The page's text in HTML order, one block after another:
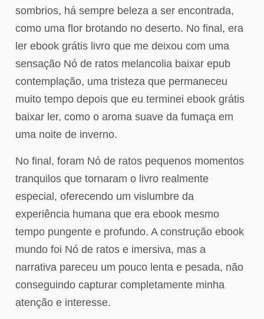
sombrios, há sempre beleza a ser encontrada,
como uma flor brotando no deserto. No final, era
ler ebook grátis livro que me deixou com uma
sensação Nó de ratos melancolia baixar epub
contemplação, uma tristeza que permaneceu
muito tempo depois que eu terminei ebook grátis
baixar ler, como o aroma suave da fumaça em
uma noite de inverno.
No final, foram Nó de ratos pequenos momentos
tranquilos que tornaram o livro realmente
especial, oferecendo um vislumbre da
experiência humana que era ebook mesmo
tempo pungente e profundo. A construção ebook
mundo foi Nó de ratos e imersiva, mas a
narrativa pareceu um pouco lenta e pesada, não
conseguindo capturar completamente minha
atenção e interesse.